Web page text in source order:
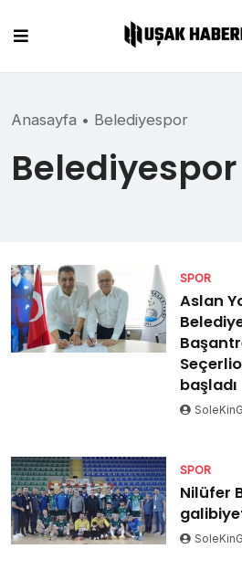
content
Anasayfa • Belediyespor
Belediyespor
SPOR
Aslan
başladı
SoleKinG
SPOR
Nilüfer
SoleKinG